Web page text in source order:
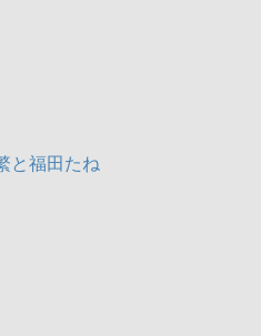
と福田たね